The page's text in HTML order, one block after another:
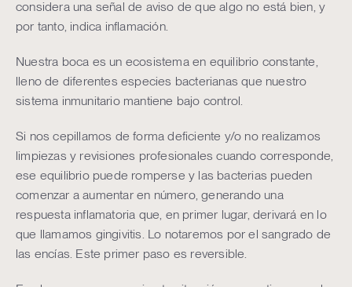
considera una señal de aviso de que algo no está bien, y
por tanto, indica inflamación.
Nuestra boca es un ecosistema en equilibrio constante,
lleno de diferentes especies bacterianas que nuestro
sistema inmunitario mantiene bajo control.
Si nos cepillamos de forma deficiente y/o no realizamos
limpiezas y revisiones profesionales cuando corresponde,
ese equilibrio puede romperse y las bacterias pueden
comenzar a aumentar en número, generando una
respuesta inflamatoria que, en primer lugar, derivará en lo
que llamamos gingivitis. Lo notaremos por el sangrado de
las encías. Este primer paso es reversible.